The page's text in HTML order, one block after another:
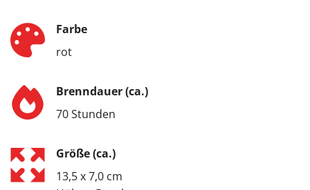
Farbe
rot
Brenndauer (ca.)
70 Stunden
Größe (ca.)
13,5 x 7,0 cm